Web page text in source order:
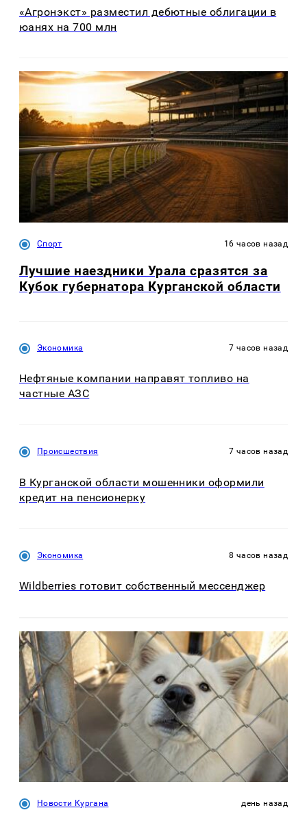
«Агронэкст» разместил дебютные облигации в
юанях на 700 млн
Спорт 16 часов назад
Лучшие наездники Урала сразятся за
Кубок губернатора Курганской области
Экономика 7 часов назад
Нефтяные компании направят топливо на
частные АЗС
Происшествия 7 часов назад
В Курганской области мошенники оформили
кредит на пенсионерку
Экономика 8 часов назад
Wildberries готовит собственный мессенджер
Новости Кургана день назад